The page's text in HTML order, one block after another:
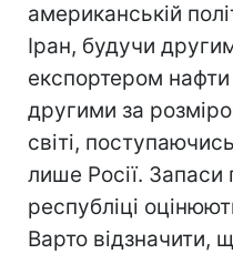
американській
Іран, будучи
експортером
другими за
світі,
лише Росії. Запаси
республіці
Варто відзначити,